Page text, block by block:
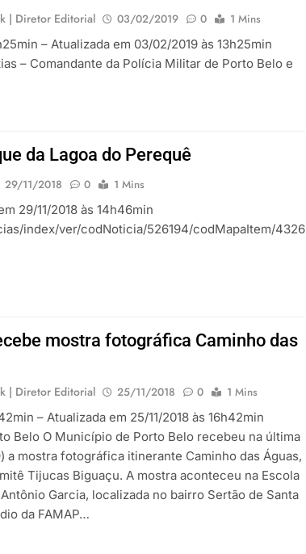
| Diretor Editorial 03/02/2019 0
1 Mins
– Atualizada em 03/02/2019 às 13h25min
– Comandante da Polícia Militar de Porto Belo e
da Lagoa do Perequê
29/11/2018 0
1 Mins
29/11/2018 às 14h46min
index/ver/codNoticia/526194/codMapaItem/4326
mostra fotográfica Caminho das
| Diretor Editorial 25/11/2018 0
1 Mins
– Atualizada em 25/11/2018 às 16h42min
Belo O Município de Porto Belo recebeu na última
a mostra fotográfica itinerante Caminho das Águas,
Tijucas Biguaçu. A mostra aconteceu na Escola
Garcia, localizada no bairro Sertão de Santa
da FAMAP…